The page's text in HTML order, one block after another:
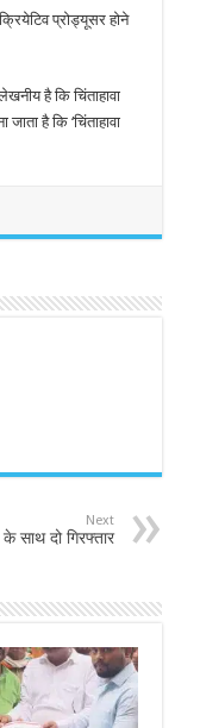
प्रोड्यूसर होने
है कि चिंताहावा
है कि ‘चिंताहावा
Next
साथ दो गिरफ्तार